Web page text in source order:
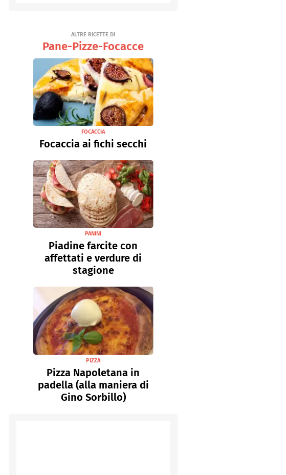
ALTRE RICETTE DI
Pane-Pizze-Focacce
FOCACCIA
Focaccia ai fichi secchi
PANINI
Piadine farcite con
affettati e verdure di
stagione
PIZZA
Pizza Napoletana in
padella (alla maniera di
Gino Sorbillo)